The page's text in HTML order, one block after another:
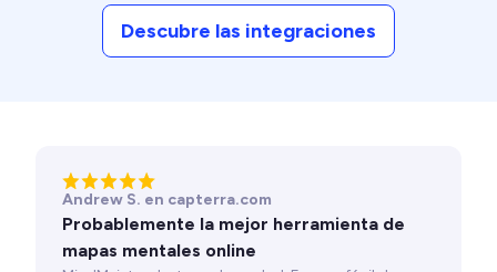
Descubre las integraciones
Andrew S. en capterra.com
Probablemente la mejor herramienta de
mapas mentales online